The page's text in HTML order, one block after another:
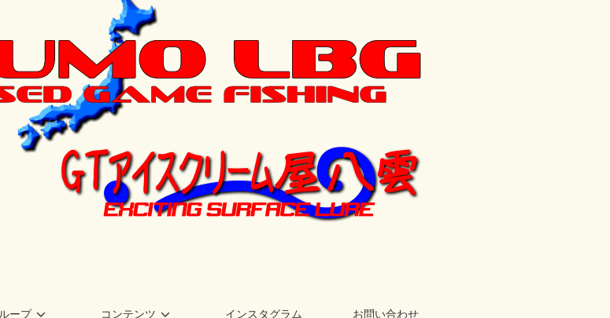
ープ コンテンツ インスタグラム お問い合わせ